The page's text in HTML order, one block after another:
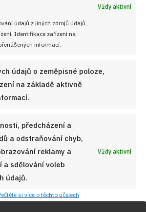
Vždy aktivní
údajů z jiných zdrojů údajů,
Identifikace zařízení na
informací.
údajů o zeměpisné poloze,
na základě aktivně
předcházení a
a odstraňování chyb,
reklamy a
a sdělování voleb
údajů.
Vždy aktivní
si více o těchto účelech